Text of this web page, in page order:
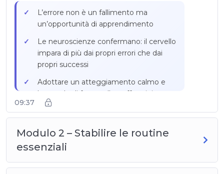
L’errore non è un fallimento ma
un’opportunità di apprendimento
Le neuroscienze confermano: il cervello
impara di più dai propri errori che dai
propri successi
Adottare un atteggiamento calmo e
benevolo di fronte alle goffaggini
Metodo in tre fasi: riconoscere lo sforzo,
guidare verso la soluzione
Frasi da evitare: «Ma no, non così!»,
«Non fai mai attenzione», «Lascia, lo
09:37
Modulo 2 – Stabilire le routine
essenziali